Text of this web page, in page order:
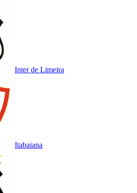
Inter de Limeira
Itabaiana